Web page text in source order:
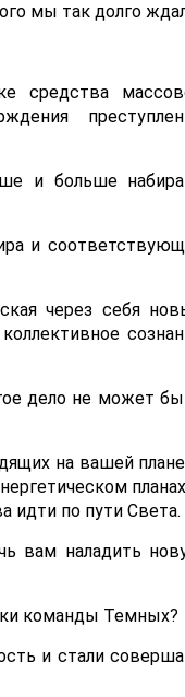
мы так долго
средства
и больше
и
через себя
дело не может
на вашей
идти по пути Света.
вам наладить
команды Темных?
и стали